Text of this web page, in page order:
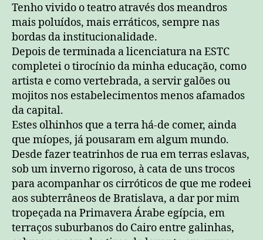
Tenho vivido o teatro através dos meandros
mais poluídos, mais erráticos, sempre nas
bordas da institucionalidade.
Depois de terminada a licenciatura na ESTC
completei o tirocínio da minha educação, como
artista e como vertebrada, a servir galões ou
mojitos nos estabelecimentos menos afamados
da capital.
Estes olhinhos que a terra há-de comer, ainda
que míopes, já pousaram em algum mundo.
Desde fazer teatrinhos de rua em terras eslavas,
sob um inverno rigoroso, à cata de uns trocos
para acompanhar os cirróticos de que me rodeei
aos subterrâneos de Bratislava, a dar por mim
tropeçada na Primavera Árabe egípcia, em
terraços suburbanos do Cairo entre galinhas,